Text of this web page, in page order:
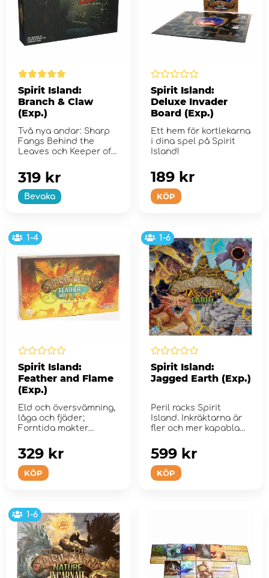
Spirit Island:
Branch & Claw
(Exp.)
Två nya andar: Sharp
Fangs Behind the
Leaves och Keeper of
Bevaka
319 kr
Spirit Island:
Deluxe Invader
Board (Exp.)
Ett hem för kortlekarna
i dina spel på Spirit
Island!
KÖP
189 kr
1-4
Spirit Island:
Feather and Flame
(Exp.)
Eld och översvämning,
låga och fjäder;
Forntida makter
KÖP
329 kr
1-6
Spirit Island:
Jagged Earth (Exp.)
Peril racks Spirit
Island. Inkräktarna är
fler och mer kapabla
KÖP
599 kr
1-6